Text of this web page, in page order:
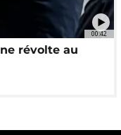
00:42
révolte au